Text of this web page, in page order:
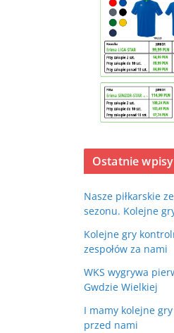
Ostatnie wpisy
Nasze piłkarskie
sezonu. Kolejne
Kolejne gry
zespołów za nami
WKS wygrywa
Gwdzie Wielkiej
I mamy kolejne
przed nami